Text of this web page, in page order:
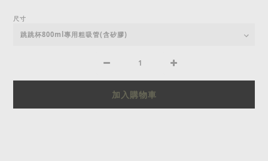
尺寸
加入購物車